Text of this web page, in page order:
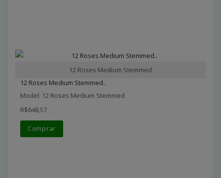
12 Roses Medium Stemmed
12 Roses Medium Stemmed..
Model: 12 Roses Medium Stemmed
R$648,57
Comprar